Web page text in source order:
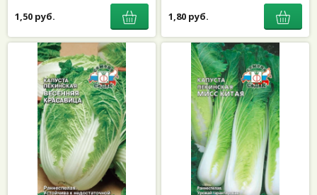
1,50 руб. 1,80 руб.